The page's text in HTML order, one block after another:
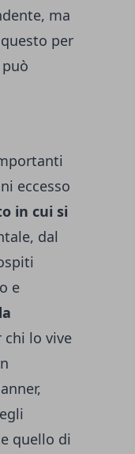
ma
per
eccesso
in cui si
dal
e
chi lo vive
quello di